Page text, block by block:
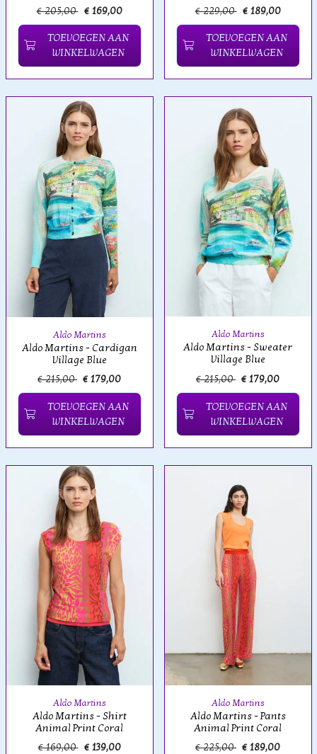
€ 205,00 € 169,00
TOEVOEGEN AAN
WINKELWAGEN
€ 229,00 € 189,00
TOEVOEGEN AAN
WINKELWAGEN
Aldo Martins
Aldo Martins - Cardigan
Village Blue
€ 215,00 € 179,00
TOEVOEGEN AAN
WINKELWAGEN
Aldo Martins
Aldo Martins - Sweater
Village Blue
€ 215,00 € 179,00
TOEVOEGEN AAN
WINKELWAGEN
Aldo Martins
Aldo Martins - Shirt
Animal Print Coral
€ 169,00 € 139,00
Aldo Martins
Aldo Martins - Pants
Animal Print Coral
€ 225,00 € 189,00